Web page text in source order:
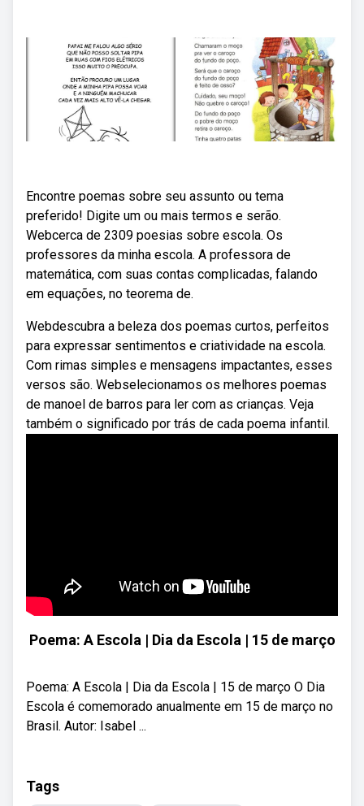
Encontre poemas sobre seu assunto ou tema
preferido! Digite um ou mais termos e serão.
Webcerca de 2309 poesias sobre escola. Os
professores da minha escola. A professora de
matemática, com suas contas complicadas, falando
em equações, no teorema de.
Webdescubra a beleza dos poemas curtos, perfeitos
para expressar sentimentos e criatividade na escola.
Com rimas simples e mensagens impactantes, esses
versos são. Webselecionamos os melhores poemas
de manoel de barros para ler com as crianças. Veja
também o significado por trás de cada poema infantil.
Poema: A Escola | Dia da Escola | 15 de março
Poema: A Escola | Dia da Escola | 15 de março O Dia
Escola é comemorado anualmente em 15 de março no
Brasil. Autor: Isabel ...
Tags